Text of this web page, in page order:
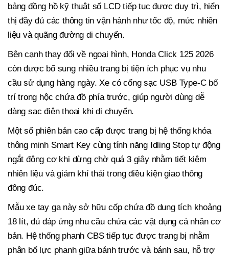
bảng đồng hồ kỹ thuật số LCD tiếp tục được duy trì, hiển
thị đầy đủ các thông tin vận hành như tốc độ, mức nhiên
liệu và quãng đường di chuyển.
Bên cạnh thay đổi về ngoại hình, Honda Click 125 2026
còn được bổ sung nhiều trang bị tiện ích phục vụ nhu
cầu sử dụng hàng ngày. Xe có cổng sạc USB Type-C bố
trí trong hộc chứa đồ phía trước, giúp người dùng dễ
dàng sạc điện thoại khi di chuyển.
Một số phiên bản cao cấp được trang bị hệ thống khóa
thông minh Smart Key cùng tính năng Idling Stop tự động
ngắt động cơ khi dừng chờ quá 3 giây nhằm tiết kiệm
nhiên liệu và giảm khí thải trong điều kiện giao thông
đông đúc.
Mẫu xe tay ga này sở hữu cốp chứa đồ dung tích khoảng
18 lít, đủ đáp ứng nhu cầu chứa các vật dụng cá nhân cơ
bản. Hệ thống phanh CBS tiếp tục được trang bị nhằm
phân bổ lực phanh giữa bánh trước và bánh sau, hỗ trợ